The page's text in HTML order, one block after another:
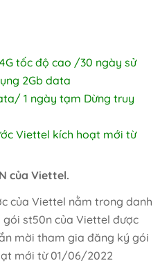
tốc độ cao /30 ngày sử
2Gb data
1 ngày tạm Dừng truy
Viettel kích hoạt mới từ
của Viettel.
của Viettel nằm trong danh
st50n của Viettel được
mời tham gia đăng ký gói
mới từ 01/06/2022